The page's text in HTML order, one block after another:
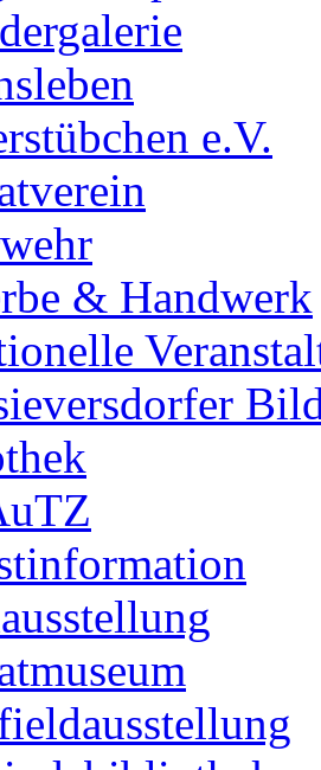
e.V.
& Handwerk